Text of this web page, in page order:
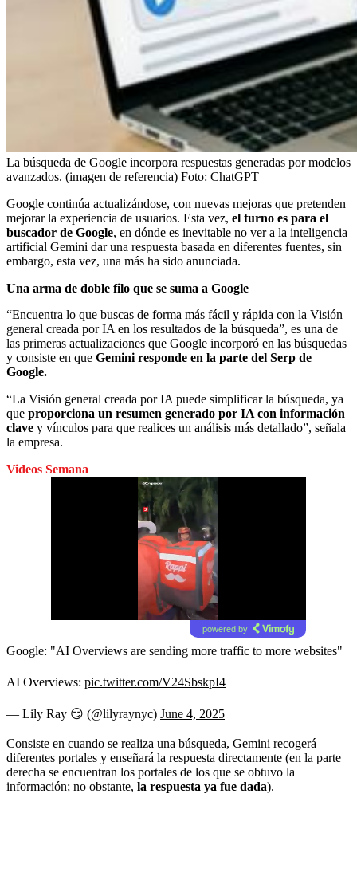
La búsqueda de Google incorpora respuestas generadas por modelos
avanzados. (imagen de referencia) Foto: ChatGPT
Google continúa actualizándose, con nuevas mejoras que pretenden
mejorar la experiencia de usuarios. Esta vez, el turno es para el
buscador de Google, en dónde es inevitable no ver a la inteligencia
artificial Gemini dar una respuesta basada en diferentes fuentes, sin
embargo, esta vez, una más ha sido anunciada.
Una arma de doble filo que se suma a Google
“Encuentra lo que buscas de forma más fácil y rápida con la Visión
general creada por IA en los resultados de la búsqueda”, es una de
las primeras actualizaciones que Google incorporó en las búsquedas
y consiste en que Gemini responde en la parte del Serp de
Google.
“La Visión general creada por IA puede simplificar la búsqueda, ya
que proporciona un resumen generado por IA con información
clave y vínculos para que realices un análisis más detallado”, señala
la empresa.
Videos Semana
powered by
Google: "AI Overviews are sending more traffic to more websites"
AI Overviews: pic.twitter.com/V24SbskpI4
— Lily Ray 😏 (@lilyraynyc) June 4, 2025
Consiste en cuando se realiza una búsqueda, Gemini recogerá
diferentes portales y enseñará la respuesta directamente (en la parte
derecha se encuentran los portales de los que se obtuvo la
información; no obstante, la respuesta ya fue dada).